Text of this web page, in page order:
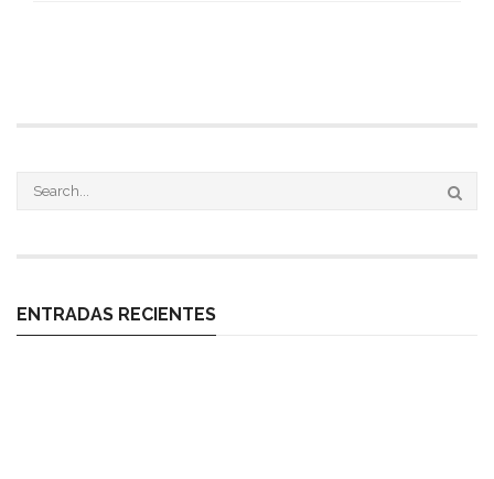
ENTRADAS RECIENTES